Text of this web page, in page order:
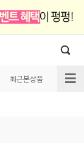
최근본상품